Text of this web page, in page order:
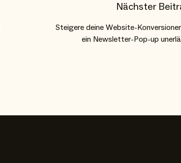
Nächster
Steigere deine Website-
ein Newsletter-Pop-up